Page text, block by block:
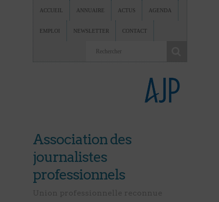
ACCUEIL ANNUAIRE ACTUS AGENDA
EMPLOI NEWSLETTER CONTACT
Association des
journalistes
professionnels